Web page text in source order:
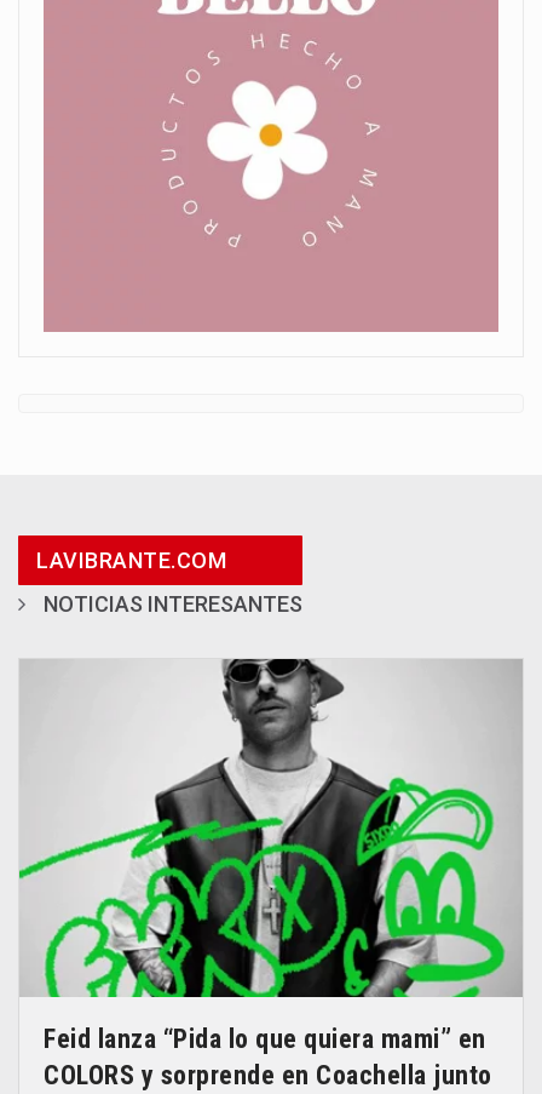
LAVIBRANTE.COM
NOTICIAS INTERESANTES
Feid lanza “Pida lo que quiera mami” en
COLORS y sorprende en Coachella junto